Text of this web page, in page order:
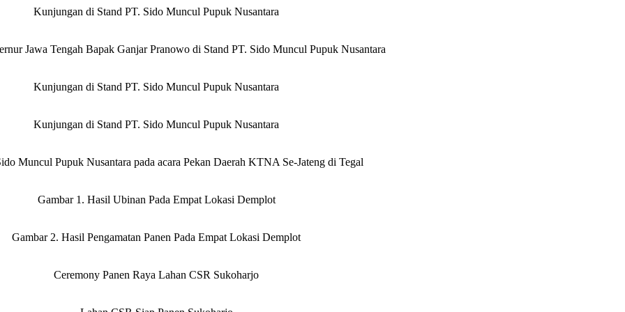
Kunjungan di Stand PT. Sido Muncul Pupuk Nusantara
Jawa Tengah Bapak Ganjar Pranowo di Stand PT. Sido Muncul Pupuk Nusantara
Kunjungan di Stand PT. Sido Muncul Pupuk Nusantara
Kunjungan di Stand PT. Sido Muncul Pupuk Nusantara
Muncul Pupuk Nusantara pada acara Pekan Daerah KTNA Se-Jateng di Tegal
Gambar 1. Hasil Ubinan Pada Empat Lokasi Demplot
Gambar 2. Hasil Pengamatan Panen Pada Empat Lokasi Demplot
Ceremony Panen Raya Lahan CSR Sukoharjo